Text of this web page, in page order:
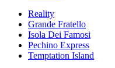
Reality
Grande Fratello
Isola Dei Famosi
Pechino Express
Temptation Island